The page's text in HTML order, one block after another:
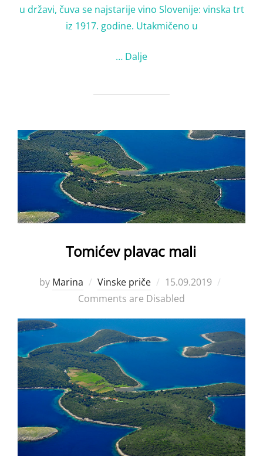
u državi, čuva se najstarije vino Slovenije: vinska trt
iz 1917. godine. Utakmičeno u
… Dalje
Tomićev plavac mali
by Marina Vinske priče
Posted
on
15.09.2019
Comments are Disabled